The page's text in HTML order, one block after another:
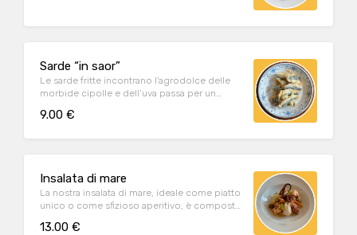
Sarde “in saor”
Le sarde fritte incontrano l’agrodolce delle
morbide cipolle e dell’uva passa per un
9.00 €
Insalata di mare
La nostra insalata di mare, ideale come piatto
unico o come sfizioso aperitivo, è composta
13.00 €